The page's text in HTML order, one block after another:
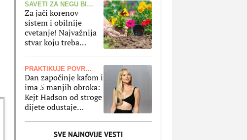
SAVETI ZA NEGU BILJAKA
Za jači korenov
sistem i obilnije
cvetanje! Najvažnija
stvar koju treba
PRAKTIKUJE POVREMENI POST
Dan započinje kafom i
ima 5 manjih obroka:
Kejt Hadson od stroge
dijete odustaje
zbog ovog jela
SVE NAJNOVIJE VESTI